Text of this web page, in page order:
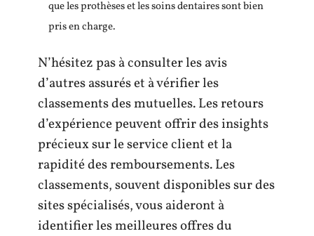
que les prothèses et les soins dentaires sont bien
pris en charge.
N’hésitez pas à consulter les avis
d’autres assurés et à vérifier les
classements des mutuelles. Les retours
d’expérience peuvent offrir des insights
précieux sur le service client et la
rapidité des remboursements. Les
classements, souvent disponibles sur des
sites spécialisés, vous aideront à
identifier les meilleures offres du